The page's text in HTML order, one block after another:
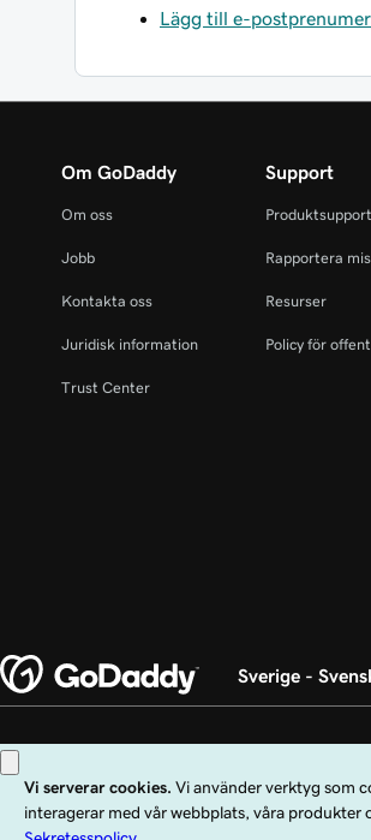
Lägg till e-
Om GoDaddy
Om oss
Jobb
Kontakta oss
Juridisk information
Trust Center
Support
Produktsupport
Rapportera
Resurser
Policy för
Sverige -
Copyright © 1999 - 2026 GoDaddy Operating
andra länder. Logotypen ”GO” är ett registrerat
Användning av den här webbplatsen omfattas av